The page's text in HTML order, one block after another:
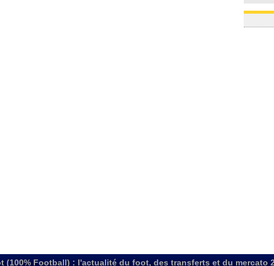
(100% Football) : l'actualité du foot, des transferts et du mercato